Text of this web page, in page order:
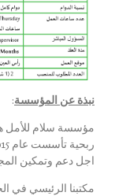
: نبذة عن المؤسسة
مؤسسة سلام للأمل
اجل دعم وتمكين
مكتبنا الرئيسي في